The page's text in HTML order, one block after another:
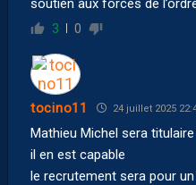
3 0
tocino11 24 juillet 2025
Mathieu Michel sera
il en est capable
le recrutement sera pour